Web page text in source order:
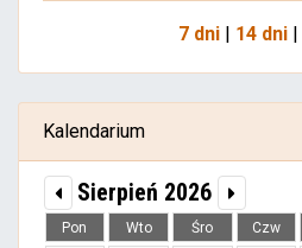
7 dni| 14 dni|
Kalendarium
Sierpień 2026
Pon Wto Śro Czw